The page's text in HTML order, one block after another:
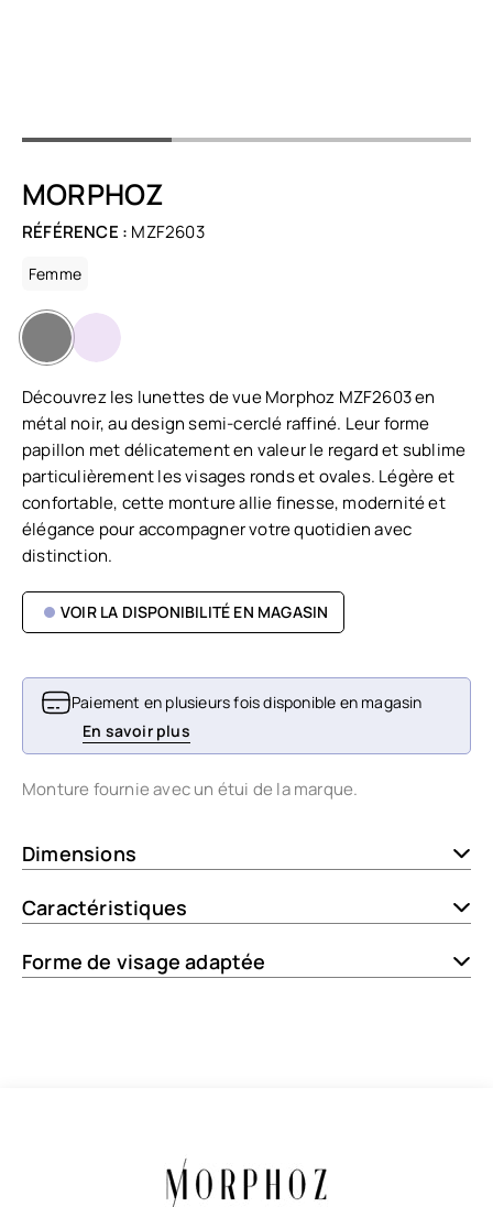
MORPHOZ
RÉFÉRENCE : MZF2603
Femme
Découvrez les lunettes de vue Morphoz MZF2603 en
métal noir, au design semi-cerclé raffiné. Leur forme
papillon met délicatement en valeur le regard et sublime
particulièrement les visages ronds et ovales. Légère et
confortable, cette monture allie finesse, modernité et
élégance pour accompagner votre quotidien avec
distinction.
VOIR LA DISPONIBILITÉ EN MAGASIN
Paiement en plusieurs fois disponible en magasin
En savoir plus
Monture fournie avec un étui de la marque.
Dimensions
Caractéristiques
Forme de visage adaptée